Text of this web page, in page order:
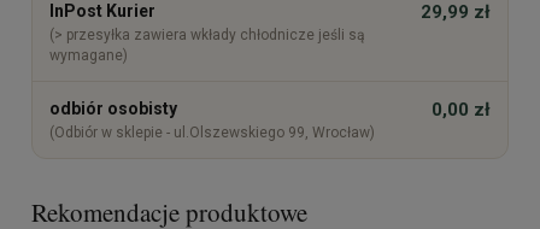
InPost Kurier
(> przesyłka zawiera wkłady chłodnicze jeśli są
wymagane)
29,99 zł
odbiór osobisty
(Odbiór w sklepie - ul.Olszewskiego 99, Wrocław)
0,00 zł
Rekomendacje produktowe